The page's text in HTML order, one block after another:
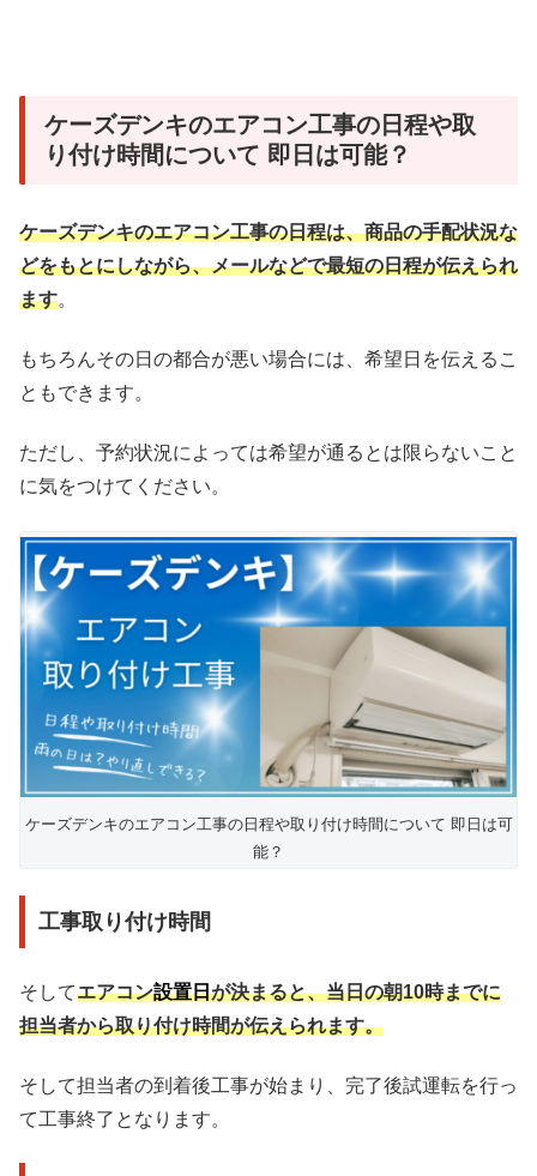
ケーズデンキのエアコン工事の日程や取
り付け時間について 即日は可能？
ケーズデンキのエアコン工事の日程は、商品の手配状況な
どをもとにしながら、メールなどで最短の日程が伝えられ
ます。
もちろんその日の都合が悪い場合には、希望日を伝えるこ
ともできます。
ただし、予約状況によっては希望が通るとは限らないこと
に気をつけてください。
ケーズデンキのエアコン工事の日程や取り付け時間について 即日は可
能？
工事取り付け時間
そしてエアコン設置日が決まると、当日の朝10時までに
担当者から取り付け時間が伝えられます。
そして担当者の到着後工事が始まり、完了後試運転を行っ
て工事終了となります。